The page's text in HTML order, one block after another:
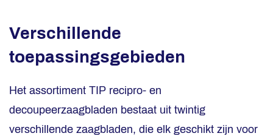
Verschillende
toepassingsgebieden
Het assortiment TIP recipro- en
decoupeerzaagbladen bestaat uit twintig
verschillende zaagbladen, die elk geschikt zijn voor